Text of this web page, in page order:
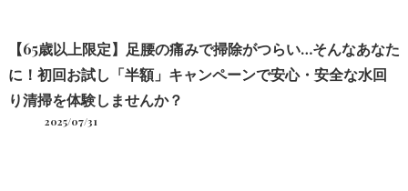
【65歳以上限定】足腰の痛みで掃除がつらい…そんなあなた
に！初回お試し「半額」キャンペーンで安心・安全な水回
り清掃を体験しませんか？
2025/07/31